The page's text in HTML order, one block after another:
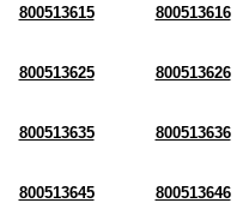
800513615 800513616
800513625 800513626
800513635 800513636
800513645 800513646